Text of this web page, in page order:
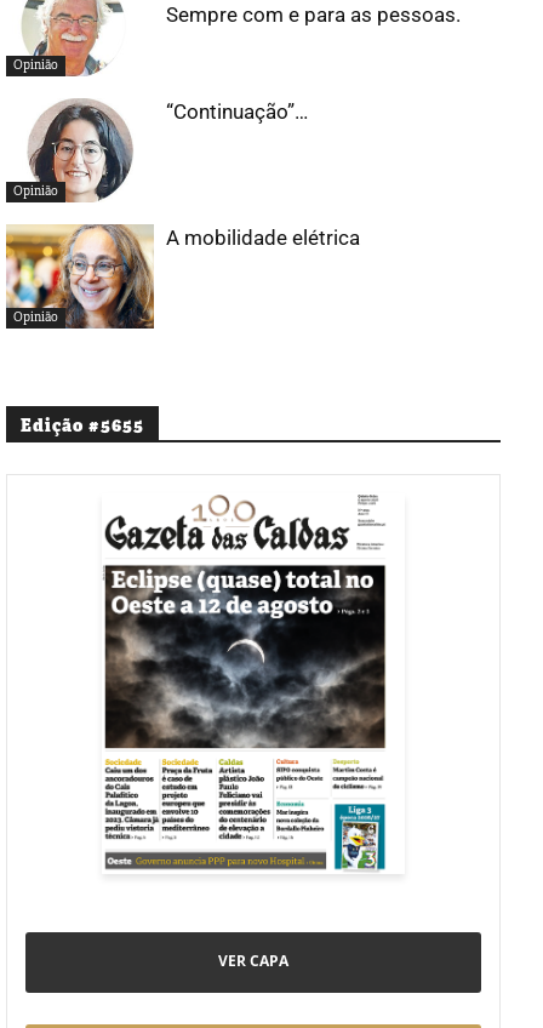
Opinião
Sempre com e para as pessoas.
Opinião
“Continuação”…
Opinião
A mobilidade elétrica
Edição #5655
VER CAPA